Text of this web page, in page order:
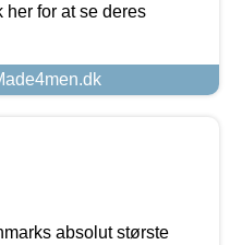
her for at se deres
absolut største